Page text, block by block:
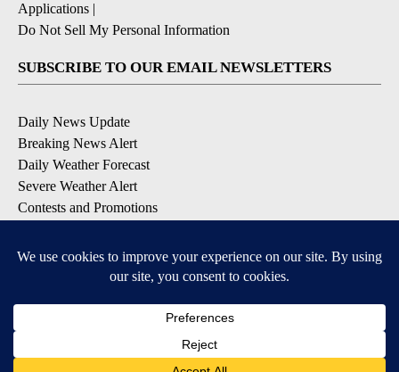
Applications |
Do Not Sell My Personal Information
SUBSCRIBE TO OUR EMAIL NEWSLETTERS
Daily News Update
Breaking News Alert
Daily Weather Forecast
Severe Weather Alert
Contests and Promotions